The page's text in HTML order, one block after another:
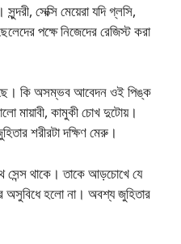
সেক্সি মেয়েরা যদি গ্লসি,
পক্ষে নিজেদের রেজিস্ট করা
কি অসম্ভব আবেদন ওই পিঙ্ক
মায়াবী, কামুকী চোখ দুটোয়।
শরীরটা দক্ষিণ মেরু।
সেন্স থাকে। তাকে আড়চোখে যে
অসুবিধে হলো না। অবশ্য জুহিতার